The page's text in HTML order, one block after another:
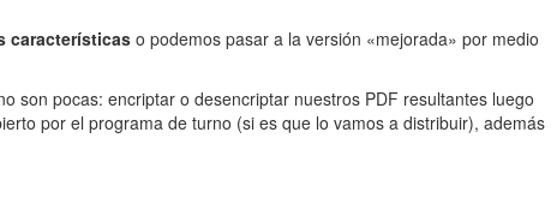
característicaso podemos pasar a la versión «mejorada» por medio
son pocas: encriptar o desencriptar nuestros PDF resultantes luego
por el programa de turno (si es que lo vamos a distribuir), además